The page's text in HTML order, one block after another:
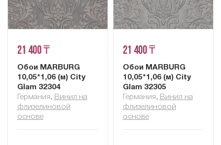
21 400 ₸
Обои MARBURG
10,05*1,06 (м) City
Glam 32304
Германия , Винил на
флизелиновой
основе
21 400 ₸
Обои MARBURG
10,05*1,06 (м) City
Glam 32305
Германия , Винил на
флизелиновой
основе